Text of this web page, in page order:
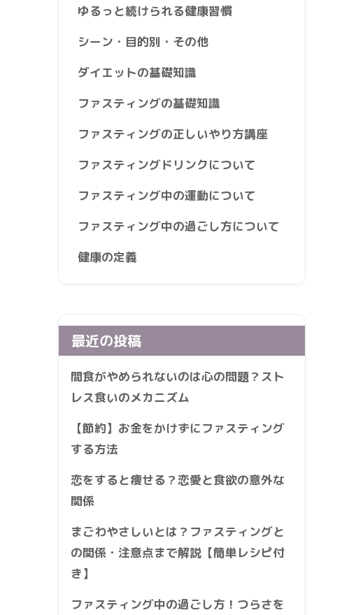
ゆるっと続けられる健康習慣
シーン・目的別・その他
ダイエットの基礎知識
ファスティングの基礎知識
ファスティングの正しいやり方講座
ファスティングドリンクについて
ファスティング中の運動について
ファスティング中の過ごし方について
健康の定義
最近の投稿
間食がやめられないのは心の問題？スト
レス食いのメカニズム
【節約】お金をかけずにファスティング
する方法
恋をすると痩せる？恋愛と食欲の意外な
関係
まごわやさしいとは？ファスティングと
の関係・注意点まで解説【簡単レシピ付
き】
ファスティング中の過ごし方！つらさを